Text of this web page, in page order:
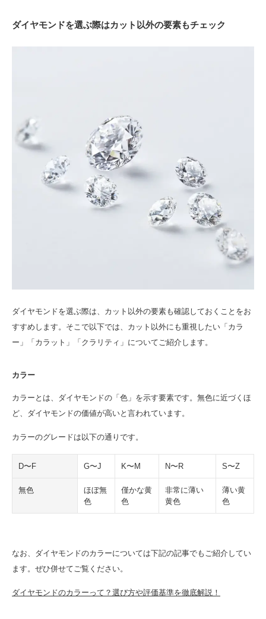
ダイヤモンドを選ぶ際はカット以外の要素もチェック
ダイヤモンドを選ぶ際は、カット以外の要素も確認しておくことをお
すすめします。そこで以下では、カット以外にも重視したい「カラ
ー」「カラット」「クラリティ」についてご紹介します。
カラー
カラーとは、ダイヤモンドの「色」を示す要素です。無色に近づくほ
ど、ダイヤモンドの価値が高いと言われています。
カラーのグレードは以下の通りです。
D〜F G〜J K〜M N〜R S〜Z
無色
ほぼ無
色
僅かな黄
色
非常に薄い
黄色
薄い黄
色
なお、ダイヤモンドのカラーについては下記の記事でもご紹介してい
ます。ぜひ併せてご覧ください。
ダイヤモンドのカラーって？選び方や評価基準を徹底解説！